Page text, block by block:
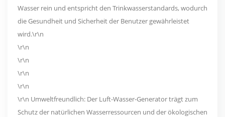
Wasser rein und entspricht den Trinkwasserstandards, wodurch
die Gesundheit und Sicherheit der Benutzer gewährleistet
wird.\r\n
\r\n
\r\n
\r\n
\r\n
\r\n Umweltfreundlich: Der Luft-Wasser-Generator trägt zum
Schutz der natürlichen Wasserressourcen und der ökologischen